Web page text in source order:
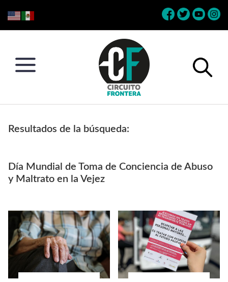
to
to
to
to
Conéctate
la
Resultados de la búsqueda:
Día Mundial de Toma de Conciencia de Abuso
y Maltrato en la Vejez